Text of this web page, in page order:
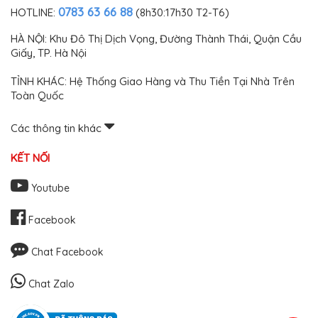
HOTLINE: 0783 63 66 88 (8h30:17h30 T2-T6)
HÀ NỘI: Khu Đô Thị Dịch Vọng, Đường Thành Thái, Quận Cầu
Giấy, TP. Hà Nội
TỈNH KHÁC: Hệ Thống Giao Hàng và Thu Tiền Tại Nhà Trên
Toàn Quốc
Các thông tin khác
KẾT NỐI
Youtube
Facebook
Chat Facebook
Chat Zalo